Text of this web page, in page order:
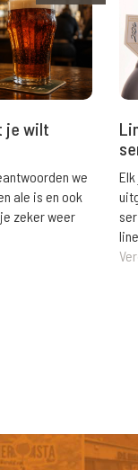
je wilt
we
ale is en ook
zeker weer